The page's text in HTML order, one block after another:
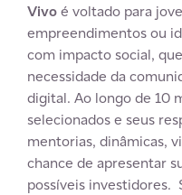
Vivoé voltado para
empreendimentos ou
com impacto social,
necessidade da
digital. Ao longo de 10
selecionados e seus
mentorias, dinâmicas,
chance de apresentar
possíveis investidores.